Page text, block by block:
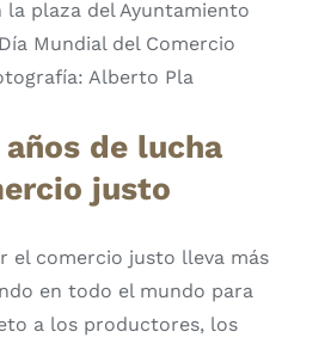
la plaza del Ayuntamiento
Mundial del Comercio
Alberto Pla
de lucha
justo
el comercio justo lleva más
en todo el mundo para
a los productores, los